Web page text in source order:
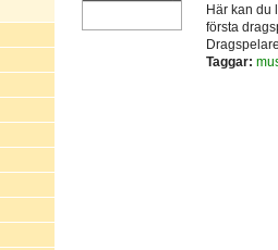
Här kan du
första
Taggar: